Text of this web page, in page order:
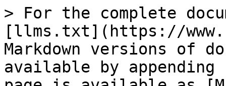
> For the complete
[llms.txt](https://
Markdown versions of
available by